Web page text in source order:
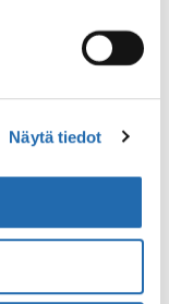
Näytä tiedot
Kultaisen
näet
lähteiden
noin puoli